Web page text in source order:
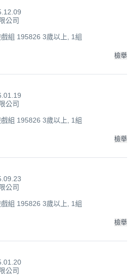
公司
組 195826 3歲以上, 1組
檢舉
公司
組 195826 3歲以上, 1組
檢舉
公司
組 195826 3歲以上, 1組
檢舉
公司